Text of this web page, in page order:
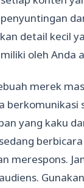
detail kecil
oleh Anda
merek
berkomunikasi
yang kaku
merespons.